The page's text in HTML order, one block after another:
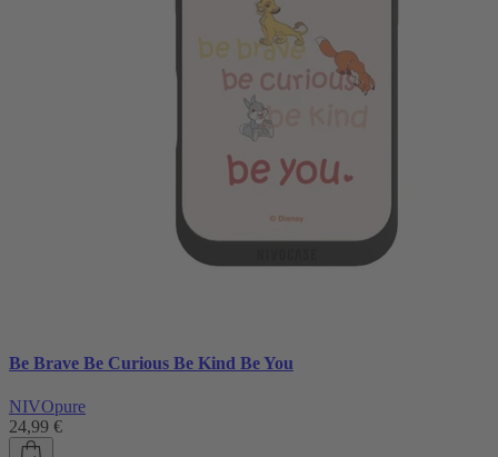
Be Brave Be Curious Be Kind Be You
NIVOpure
24,99 €